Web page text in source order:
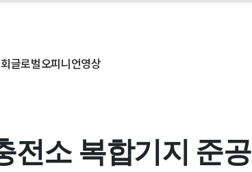
글로벌오피니언영상
전소 복합기지 준공